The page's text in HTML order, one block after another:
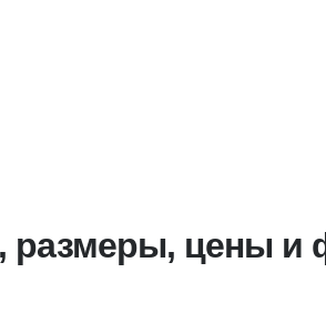
размеры, цены и